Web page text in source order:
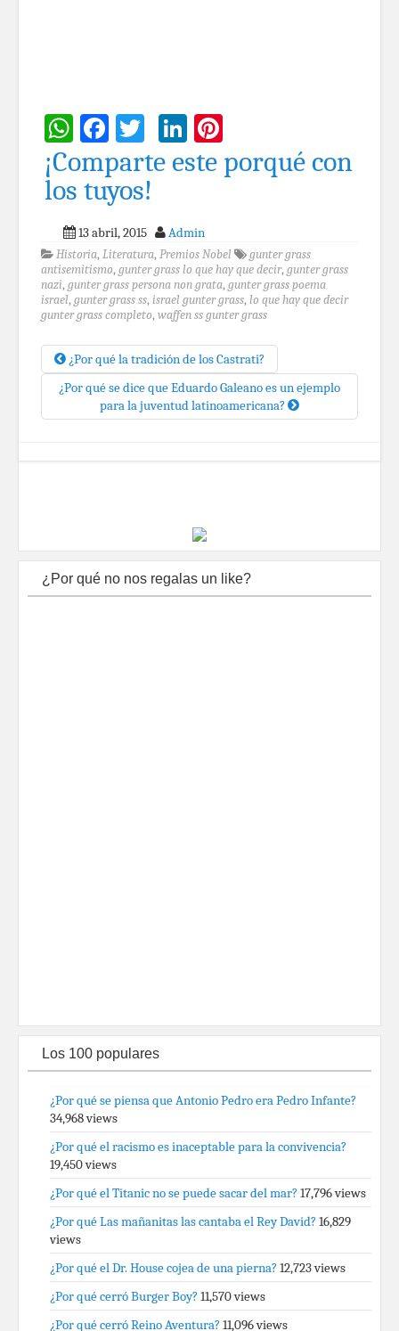
WhatsApp
Facebook
TwitterLinkedIn
¡Comparte este porqué con
los tuyos!
13 abril, 2015 Admin
Historia, Literatura, Premios Nobel
gunter grass
antisemitismo, gunter grass lo que hay que decir, gunter grass
nazi, gunter grass persona non grata, gunter grass poema
israel, gunter grass ss, israel gunter grass, lo que hay que decir
gunter grass completo, waffen ss gunter grass
¿Por qué la tradición de los Castrati?
¿Por qué se dice que Eduardo Galeano es un ejemplo
para la juventud latinoamericana?
¿Por qué no nos regalas un like?
Los 100 populares
¿Por qué se piensa que Antonio Pedro era Pedro Infante?
34,968 views
¿Por qué el racismo es inaceptable para la convivencia?
19,450 views
¿Por qué el Titanic no se puede sacar del mar? 17,796 views
¿Por qué Las mañanitas las cantaba el Rey David? 16,829
views
¿Por qué el Dr. House cojea de una pierna? 12,723 views
¿Por qué cerró Burger Boy? 11,570 views
¿Por qué cerró Reino Aventura? 11,096 views